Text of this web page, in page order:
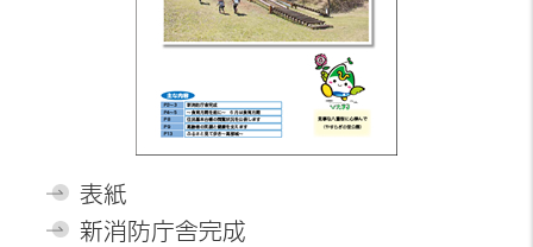
表紙
新消防庁舎完成